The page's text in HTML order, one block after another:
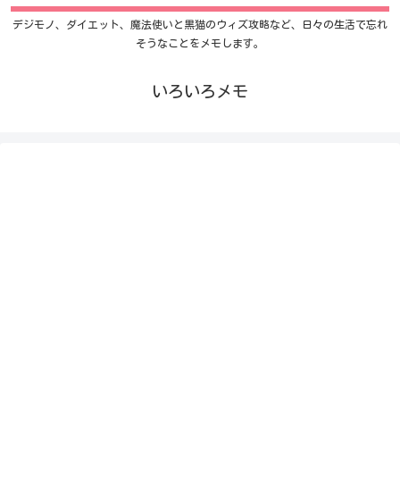
デジモノ、ダイエット、魔法使いと黒猫のウィズ攻略など、日々の生活で忘れ
そうなことをメモします。
いろいろメモ